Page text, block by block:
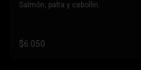
Salmón, palta y cebollín.
$6.050